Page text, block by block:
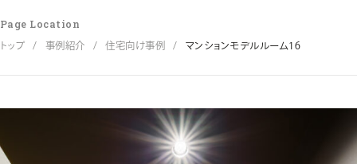
Page Location
トップ 事例紹介 住宅向け事例 マンションモデルルーム16